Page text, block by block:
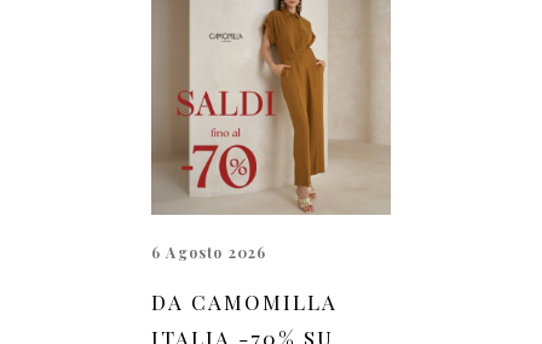
6 Agosto 2026
DA CAMOMILLA
ITALIA -70% SU